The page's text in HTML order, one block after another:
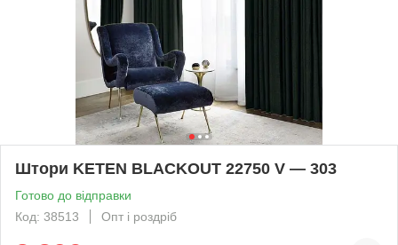
Штори KETEN BLACKOUT 22750 V — 303
Готово до відправки
Код: 38513
Опт і роздріб